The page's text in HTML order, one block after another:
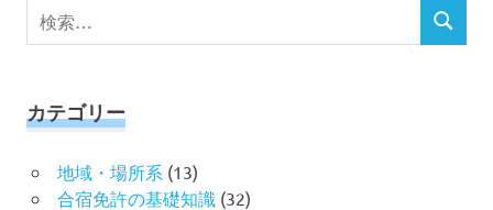
検
索
検
カテゴリー
地域・場所系 (13)
合宿免許の基礎知識 (32)